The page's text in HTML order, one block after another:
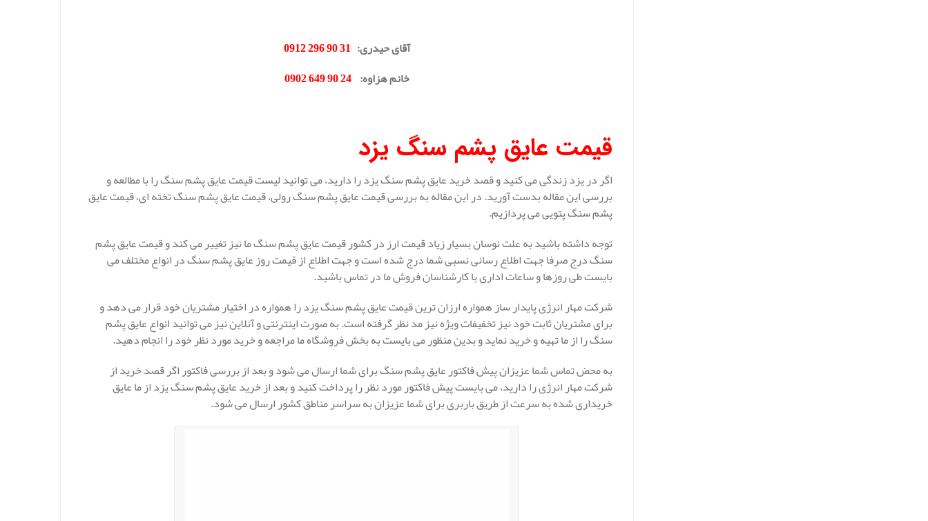
آقای حیدری:
31 90 296 0912
خانم هزاوه:
24 90 649 0902
قیمت عایق پشم سنگ یزد
اگر در یزد زندگی می کنید و قصد خرید عایق پشم سنگ یزد را دارید، می توانید لیست قیمت عایق پشم سنگ را با مطالعه و
بررسی این مقاله بدست آورید. در این مقاله به بررسی قیمت عایق پشم سنگ رولی، قیمت عایق پشم سنگ تخته ای، قیمت عایق
پشم سنگ پتویی می پردازیم.
توجه داشته باشید به علت نوسان بسیار زیاد قیمت ارز در کشور قیمت عایق پشم سنگ ما نیز تغییر می کند و قیمت عایق پشم
سنگ درج صرفا جهت اطلاع رسانی نسبی شما درج شده است و جهت اطلاع از قیمت روز عایق پشم سنگ در انواع مختلف می
بایست طی روزها و ساعات اداری با کارشناسان فروش ما در تماس باشید.
شرکت مهار انرژی پایدار ساز همواره ارزان ترین قیمت عایق پشم سنگ یزد را همواره در اختیار مشتریان خود قرار می دهد و
برای مشتریان ثابت خود نیز تخفیفات ویژه نیز مد نظر گرفته است. به صورت اینترنتی و آنلاین نیز می توانید انواع عایق پشم
سنگ را از ما تهیه و خرید نماید و بدین منظور می بایست به بخش فروشگاه ما مراجعه و خرید مورد نظر خود را انجام دهید.
به محض تماس شما عزیزان پیش فاکتور عایق پشم سنگ برای شما ارسال می شود و بعد از بررسی فاکتور اگر قصد خرید از
شرکت مهار انرژی را دارید، می بایست پیش فاکتور مورد نظر را پرداخت کنید و بعد از خرید عایق پشم سنگ یزد از ما عایق
خریداری شده به سرعت از طریق باربری برای شما عزیزان به سراسر مناطق کشور ارسال می شود.